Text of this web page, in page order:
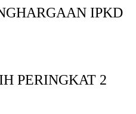
IPKD
PERINGKAT 2